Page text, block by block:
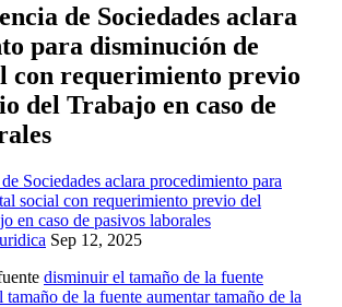
de Sociedades aclara
para disminución de
con requerimiento previo
del Trabajo en caso de
Sep 12, 2025
disminuir el tamaño de la fuente
aumentar tamaño de la